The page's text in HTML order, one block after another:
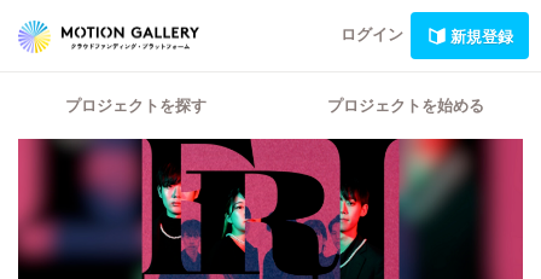
ログイン 新規登録
プロジェクトを探す プロジェクトを始める